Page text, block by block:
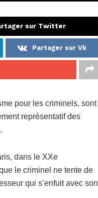
sur Twitter
Partager sur Vk
pour les criminels, sont
représentatif des
dans le XXe
le criminel ne tente de
qui s’enfuit avec son